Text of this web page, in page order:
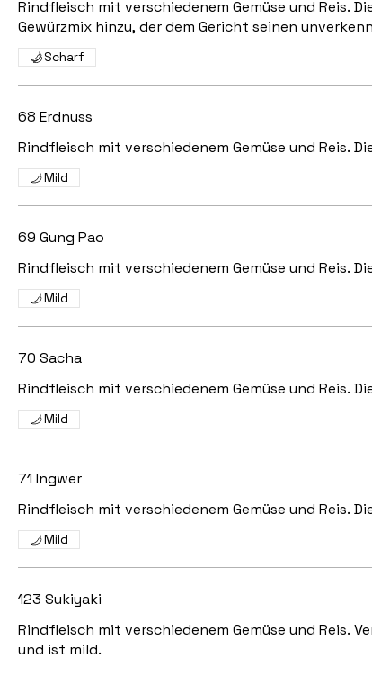
Rindfleisch mit verschiedenem Gemüse und Reis.
Gewürzmix hinzu, der dem Gericht seinen
Scharf
68 Erdnuss
Rindfleisch mit verschiedenem Gemüse und Reis.
Mild
69 Gung Pao
Rindfleisch mit verschiedenem Gemüse und Reis.
Mild
70 Sacha
Mild
71 Ingwer
Rindfleisch mit verschiedenem Gemüse und Reis.
Mild
123 Sukiyaki
Rindfleisch mit verschiedenem Gemüse und Reis.